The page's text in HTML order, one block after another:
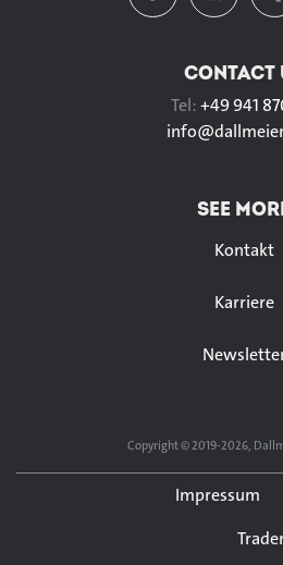
CONTACT
Tel:+49 941
info@
SEE
Kontakt
Karriere
Copyright © 2019-2026,
Impressum